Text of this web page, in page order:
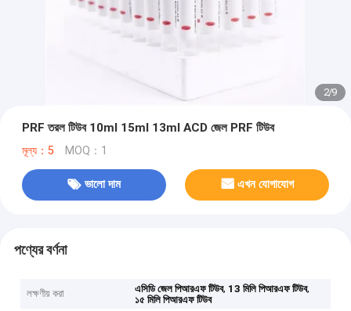
2/9
PRF তরল টিউব 10ml 15ml 13ml ACD জেল PRF টিউব
মূল্য：5 MOQ：1
ভালো দাম এখন যোগাযোগ
পণ্যের বর্ণনা
লক্ষণীয় করা এসিডি জেল পিআরএফ টিউব, 13 মিলি পিআরএফ টিউব,
১৫ মিলি পিআরএফ টিউব